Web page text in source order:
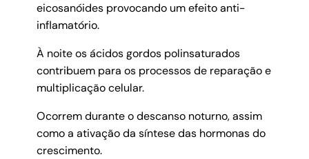
eicosanóides provocando um efeito anti-
inflamatório.
À noite os ácidos gordos polinsaturados
contribuem para os processos de reparação e
multiplicação celular.
Ocorrem durante o descanso noturno, assim
como a ativação da síntese das hormonas do
crescimento.